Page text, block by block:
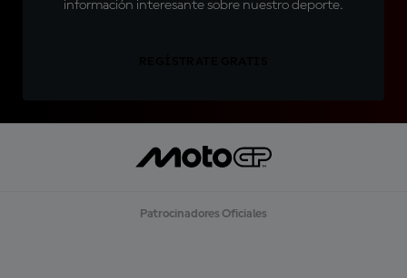
información interesante sobre nuestro deporte.
Patrocinadores Oficiales